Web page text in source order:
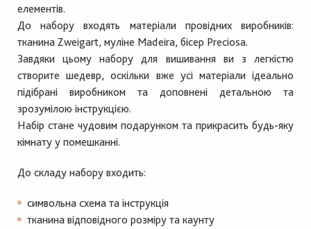
елементів.
До набору входять матеріали провідних виробників:
тканина Zweigart, муліне Madeira, бісер Preciosa.
Завдяки цьому набору для вишивання ви з легкістю
створите шедевр, оскільки вже усі матеріали ідеально
підібрані виробником та доповнені детальною та
зрозумілою інструкцією.
Набір стане чудовим подарунком та прикрасить будь-яку
кімнату у помешканні.
До складу набору входить:
символьна схема та інструкція
тканина відповідного розміру та каунту